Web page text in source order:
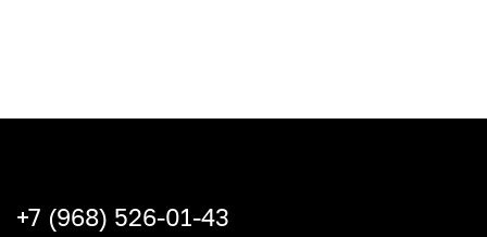
+7 (968) 526-01-43